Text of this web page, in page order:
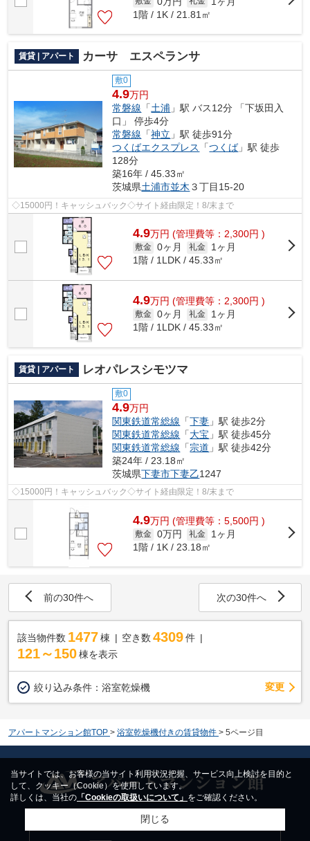
1階 / 1K / 21.81㎡
賃貸 | アパート カーサ エスペランサ
敷0
4.9万円
常磐線 「土浦 」駅 バス12分 「下坂田入
口」 停歩4分
常磐線 「神立 」駅 徒歩91分
つくばエクスプレス
「つくば」駅 徒歩
128分
築16年 / 45.33㎡
茨城県土浦市並木 ３丁目15-20
◇15000円！キャッシュバック◇サイト経由限定！8/末まで
4.9万円 (管理費等：2,300円 )
敷金 0ヶ月 礼金
1ヶ月
1階 / 1LDK / 45.33㎡
4.9万円 (管理費等：2,300円 )
敷金 0ヶ月 礼金
1ヶ月
1階 / 1LDK / 45.33㎡
賃貸 | アパート レオパレスシモツマ
敷0
4.9万円
関東鉄道常総線 「下妻 」駅 徒歩2分
関東鉄道常総線 「大宝 」駅 徒歩45分
関東鉄道常総線 「宗道 」駅 徒歩42分
築24年 / 23.18㎡
茨城県下妻市下妻乙1247
◇15000円！キャッシュバック◇サイト経由限定！8/末まで
4.9万円 (管理費等：5,500円 )
敷金 0万円 礼金
1ヶ月
1階 / 1K / 23.18㎡
前の30件へ 次の30件へ
該当物件数 1477棟 空き数 4309 件
121～150棟を表示
絞り込み条件： 浴室乾燥機 変更
アパートマンション館TOP > 浴室乾燥機付きの賃貸物件 > 5ページ目
当サイトでは、お客様の当サイト利用状況把握、サービス向上検討を目的と
して、クッキー（Cookie）を使用しています。
詳しくは、当社の 「Cookieの取扱いについて」 をご確認ください。
閉じる